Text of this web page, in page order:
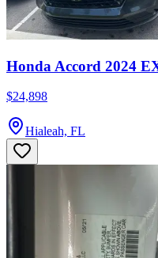
Honda Accord 2024
$24,898
Hialeah, FL